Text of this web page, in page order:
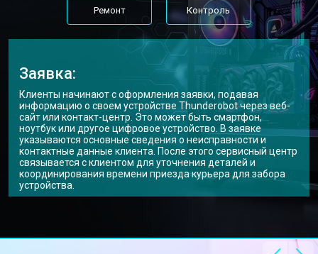
Ремонт Контроль
Заявка:
Клиенты начинают с оформления заявки, подавая
информацию о своем устройстве Thunderobot через веб-
сайт или контакт-центр. Это может быть смартфон,
ноутбук или другое цифровое устройство. В заявке
указываются основные сведения о неисправности и
контактные данные клиента. После этого сервисный центр
связывается с клиентом для уточнения деталей и
координирования времени приезда курьера для забора
устройства.